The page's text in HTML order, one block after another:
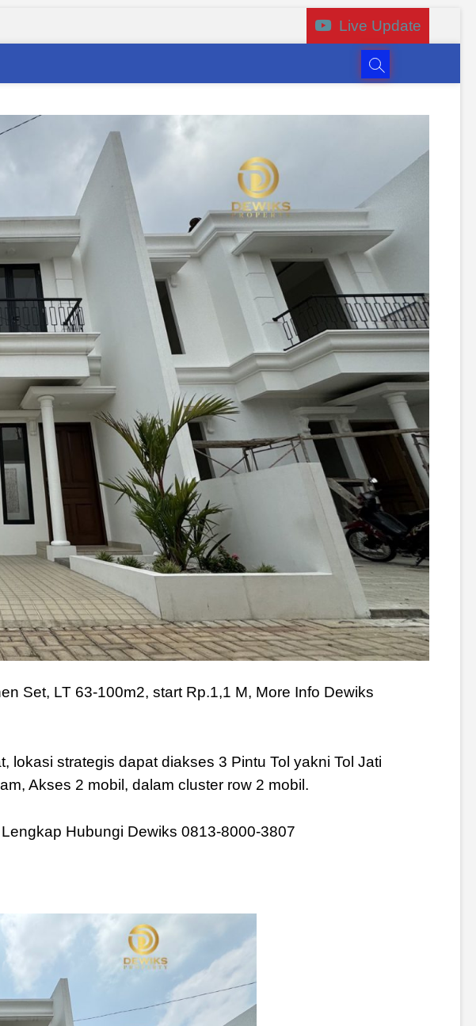
Live Update
Set, LT 63-100m2, start Rp.1,1 M, More Info Dewiks
lokasi strategis dapat diakses 3 Pintu Tol yakni Tol Jati
Akses 2 mobil, dalam cluster row 2 mobil.
Hubungi Dewiks 0813-8000-3807